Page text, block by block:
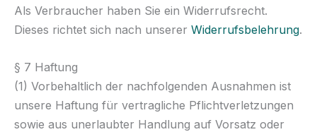
Als Verbraucher haben Sie ein Widerrufsrecht.
Dieses richtet sich nach unserer Widerrufsbelehrung.
§ 7 Haftung
(1) Vorbehaltlich der nachfolgenden Ausnahmen ist
unsere Haftung für vertragliche Pflichtverletzungen
sowie aus unerlaubter Handlung auf Vorsatz oder